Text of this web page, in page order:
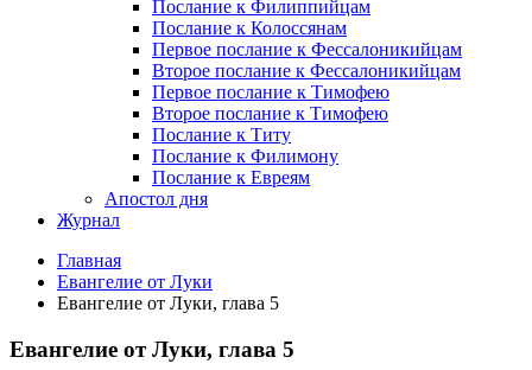
Послание к Филиппийцам
Послание к Колоссянам
Первое послание к Фессалоникийцам
Второе послание к Фессалоникийцам
Первое послание к Тимофею
Второе послание к Тимофею
Послание к Титу
Послание к Филимону
Послание к Евреям
Апостол дня
Журнал
Главная
Евангелие от Луки
Евангелие от Луки, глава 5
Евангелие от Луки, глава 5